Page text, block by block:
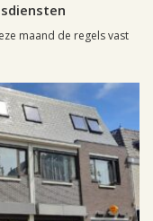
maand de regels vast